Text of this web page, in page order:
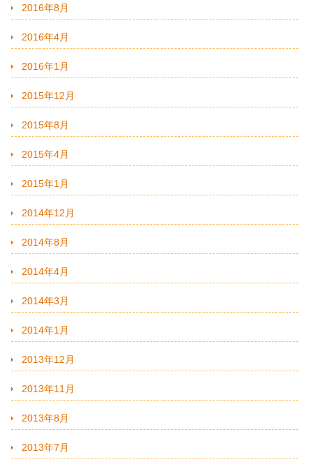
2016年8月
2016年4月
2016年1月
2015年12月
2015年8月
2015年4月
2015年1月
2014年12月
2014年8月
2014年4月
2014年3月
2014年1月
2013年12月
2013年11月
2013年8月
2013年7月